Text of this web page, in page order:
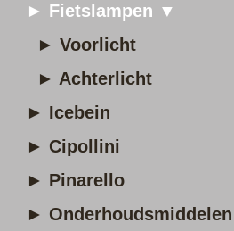
► Fietslampen ▼
► Voorlicht
► Achterlicht
► Icebein
► Cipollini
► Pinarello
► Onderhoudsmiddelen